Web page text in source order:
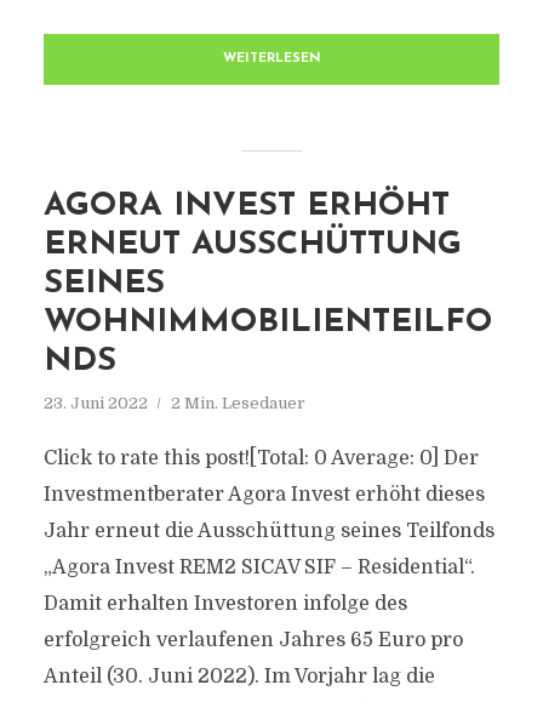
WEITERLESEN
AGORA INVEST ERHÖHT
ERNEUT AUSSCHÜTTUNG
SEINES
WOHNIMMOBILIENTEILFO
NDS
23. Juni 2022 2 Min. Lesedauer
Click to rate this post![Total: 0 Average: 0] Der
Investmentberater Agora Invest erhöht dieses
Jahr erneut die Ausschüttung seines Teilfonds
„Agora Invest REM2 SICAV SIF – Residential“.
Damit erhalten Investoren infolge des
erfolgreich verlaufenen Jahres 65 Euro pro
Anteil (30. Juni 2022). Im Vorjahr lag die